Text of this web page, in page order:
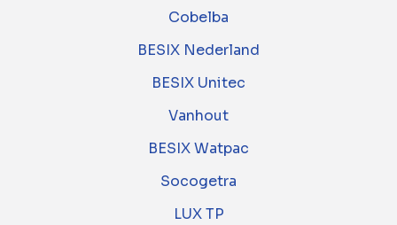
Cobelba
BESIX Nederland
BESIX Unitec
Vanhout
BESIX Watpac
Socogetra
LUX TP